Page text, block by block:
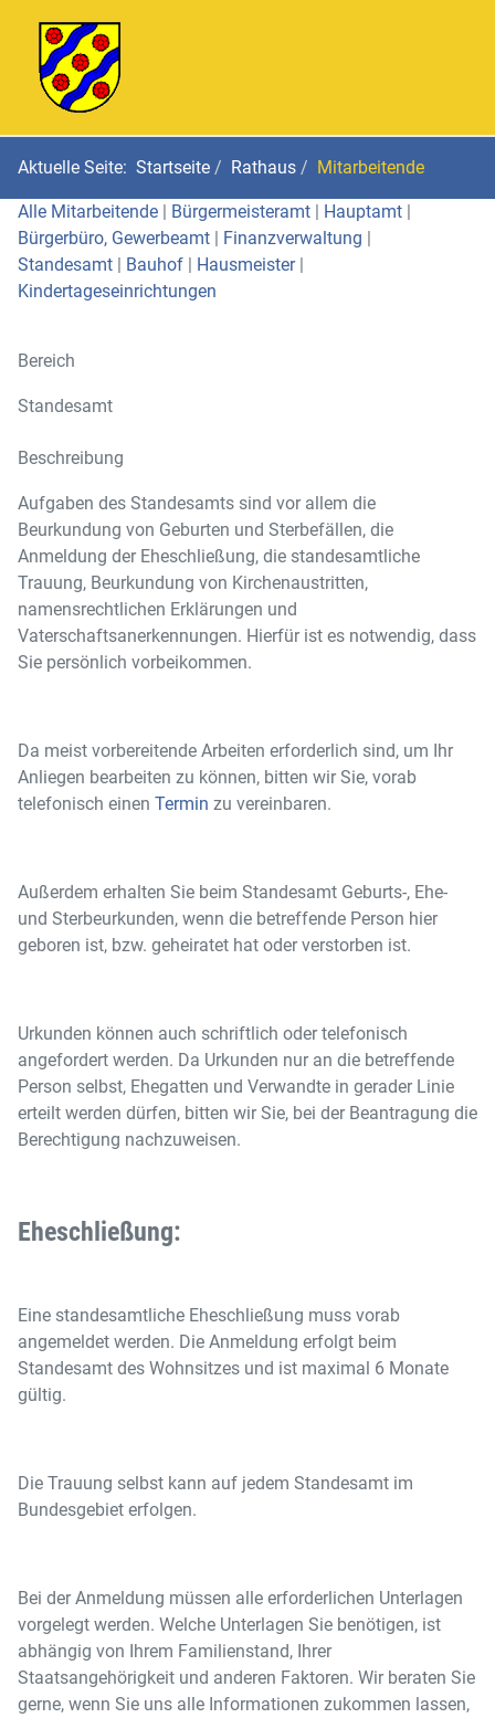
Aktuelle Seite: Startseite Rathaus Mitarbeitende
Alle Mitarbeitende | Bürgermeisteramt | Hauptamt |
Bürgerbüro, Gewerbeamt | Finanzverwaltung |
Standesamt | Bauhof | Hausmeister|
Kindertageseinrichtungen
Bereich
Standesamt
Beschreibung
Aufgaben des Standesamts sind vor allem die
Beurkundung von Geburten und Sterbefällen, die
Anmeldung der Eheschließung, die standesamtliche
Trauung, Beurkundung von Kirchenaustritten,
namensrechtlichen Erklärungen und
Vaterschaftsanerkennungen. Hierfür ist es notwendig, dass
Sie persönlich vorbeikommen.
Da meist vorbereitende Arbeiten erforderlich sind, um Ihr
Anliegen bearbeiten zu können, bitten wir Sie, vorab
telefonisch einen Termin zu vereinbaren.
Außerdem erhalten Sie beim Standesamt Geburts-, Ehe-
und Sterbeurkunden, wenn die betreffende Person hier
geboren ist, bzw. geheiratet hat oder verstorben ist.
Urkunden können auch schriftlich oder telefonisch
angefordert werden. Da Urkunden nur an die betreffende
Person selbst, Ehegatten und Verwandte in gerader Linie
erteilt werden dürfen, bitten wir Sie, bei der Beantragung die
Berechtigung nachzuweisen.
Eheschließung:
Eine standesamtliche Eheschließung muss vorab
angemeldet werden. Die Anmeldung erfolgt beim
Standesamt des Wohnsitzes und ist maximal 6 Monate
gültig.
Die Trauung selbst kann auf jedem Standesamt im
Bundesgebiet erfolgen.
Bei der Anmeldung müssen alle erforderlichen Unterlagen
vorgelegt werden. Welche Unterlagen Sie benötigen, ist
abhängig von Ihrem Familienstand, Ihrer
Staatsangehörigkeit und anderen Faktoren. Wir beraten Sie
gerne, wenn Sie uns alle Informationen zukommen lassen,